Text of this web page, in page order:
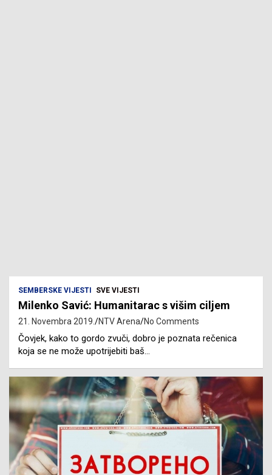
SEMBERSKE VIJESTI SVE VIJESTI
Milenko Savić: Humanitarac s višim ciljem
21. Novembra 2019. NTV Arena No Comments
Čovjek, kako to gordo zvuči, dobro je poznata rečenica
koja se ne može upotrijebiti baš…